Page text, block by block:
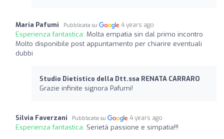
Maria Pafumi Pubblicata su 4 years ago
Esperienza fantastica: Molta empatia sin dal primo incontro
Molto disponibile post appuntamento per chiarire eventuali
dubbi
Studio Dietistico della Dtt.ssa RENATA CARRARO
Grazie infinite signora Pafumi!
Silvia Faverzani Pubblicata su 4 years ago
Esperienza fantastica: Serietà passione e simpatia!!!